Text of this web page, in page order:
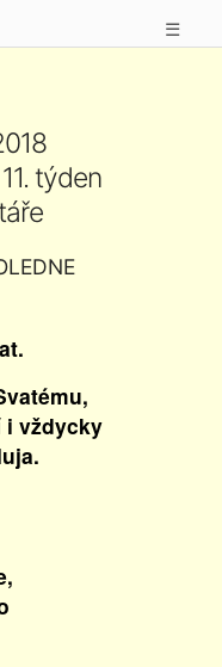
☰
týden
i vždycky